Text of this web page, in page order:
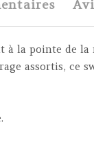
la pointe de
assortis, ce